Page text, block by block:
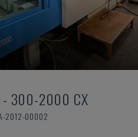
- 300-2000 CX
2012-00002